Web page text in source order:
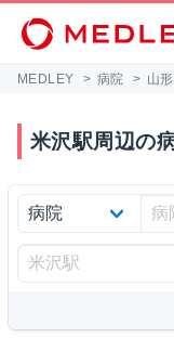
MEDLEY > 病院 > 山
米沢駅周辺の